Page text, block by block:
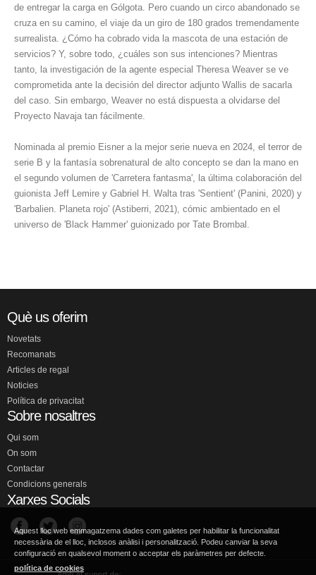
de entregar la carga en Gólgota. Pero cuando un circo abandonado se
cruza en su camino, el viaje da un giro de 180 grados tremendamente
surrealista. ¿Cómo ha cobrado vida la mascota de una estación de
servicios? Y, sobre todo, ¿cuáles son sus intenciones? Mientras
tanto, la investigación de la agente especial Theresa Weaver se ve
comprometida ante la decisión del director adjunto Wallis de sacarla
del caso. Sin embargo, Weaver no está dispuesta a olvidarse del
Proyecto Navaja tan fácilmente.
Nominada al premio Eisner a la mejor serie nueva en 2024, el terror de
serie B y la fantasía sobrenatural de alto concepto se dan la mano en
el segundo volumen de 'Carretera fantasma', la última colaboración del
guionista Jeff Lemire y Gabriel H. Walta tras 'Sentient' (Panini, 2020) y
'Barbalien. Planeta rojo' (Astiberri, 2021), cómic ambientado en el
universo de 'Black Hammer' guionizado por Tate Brombal.
Què us oferim
Novetats
Recomanats
Articles de regal
Noticies
Política de privacitat
Sobre nosaltres
Qui som
On som
Contactar
Condicions generals
Xarxes Socials
Aquest lloc web emmagatzema dades com galetes per habilitar la funcionalitat
necessària de el lloc, inclosos anàlisi i personalització. Podeu canviar la seva
configuració en qualsevol moment o acceptar els paràmetres per defecte.
política de cookies